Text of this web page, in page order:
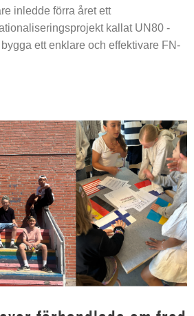
inledde förra året ett
kallat UN80 -
ett enklare och effektivare FN-